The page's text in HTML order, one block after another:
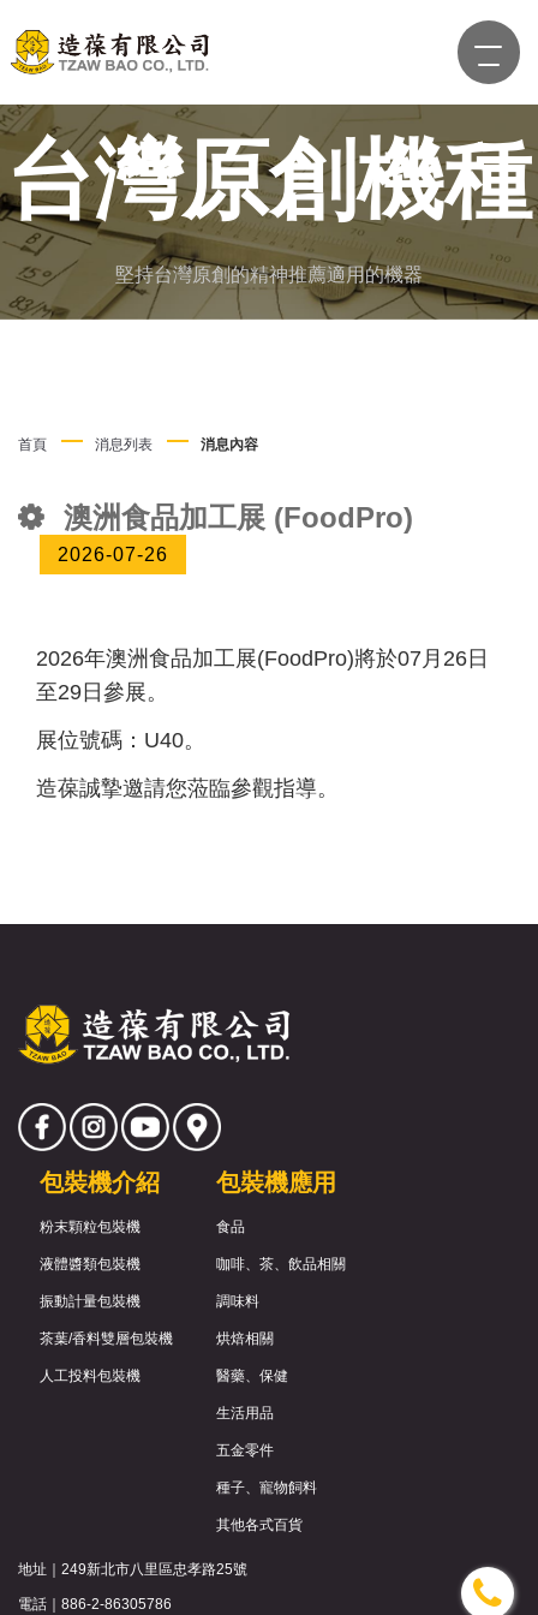
台灣原創機種
堅持台灣原創的精神推薦適用的機器
首頁 消息列表 消息內容
澳洲食品加工展 (FoodPro)
2026-07-26
2026年澳洲食品加工展(FoodPro)將於07月26日
至29日參展。
展位號碼：U40。
造葆誠摯邀請您蒞臨參觀指導。
包裝機介紹
粉末顆粒包裝機
液體醬類包裝機
振動計量包裝機
茶葉/香料雙層包裝機
人工投料包裝機
包裝機應用
食品
咖啡、茶、飲品相關
調味料
烘焙相關
醫藥、保健
生活用品
五金零件
種子、寵物飼料
其他各式百貨
地址｜ 249新北市八里區忠孝路25號
電話｜ 886-2-86305786